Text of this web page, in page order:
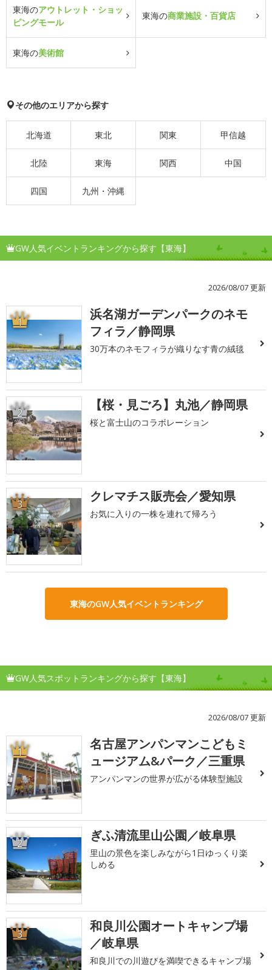
東海のアウトレット・ショッ
ピングモール
東海の商業施設・百貨店
東海の美術館
その他のエリアから探す
北海道 東北 関東 甲信越
北陸 東海 関西 中国
四国 九州・沖縄
GW人気イベントランキングから探す【東海】
2026/08/07 更新
1
浜名湖ガーデンパークのネモ
フィラ／静岡県
30万本のネモフィラが織りなす青の絨毯
2 【桜・見ごろ】丸池／静岡県
桜と富士山のコラボレーション
3 クレマチス販売会／愛知県
お気に入りの一株を連れて帰ろう
東海のGW人気イベントランキング
GW人気スポットランキングから探す【東海】
2026/08/07 更新
1
名古屋アンパンマンこどもミ
ュージアム&パーク／三重県
アンパンマンの世界が広がる体験型施設
2 ぎふ清流里山公園／岐阜県
里山の景色を楽しみながら1日ゆっくり楽
しめる
3
和良川公園オートキャンプ場
／岐阜県
和良川での川遊びを満喫できるキャンプ場